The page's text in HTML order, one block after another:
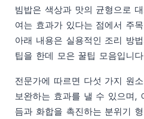
빔밥은 색상과 맛의 균형으로
여는 효과가 있다는 점에서 주
아래 내용은 실용적인 조리 방
팁을 한데 모은 꿀팁 모음입니
전문가에 따르면 다섯 가지 원
보완하는 효과를 낼 수 있으며,
듬과 화합을 촉진하는 분위기